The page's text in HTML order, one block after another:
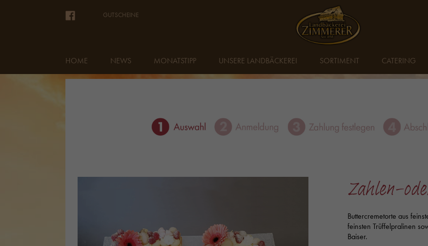
GUTSCHEINE
HOME NEWS MONATSTIPP UNSERE LANDBÄCKEREI SORTIMENT CATERING
Zahlen-
Buttercremetorte aus
feinsten Trüffelpralinen
Baiser.